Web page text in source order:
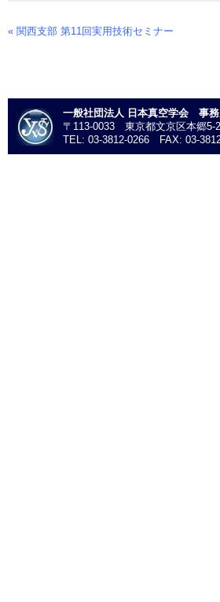
Event
« 関西支部 第11回実用技術セミナー
一般社団法人 日本真空学会 事
〒113-0033 東京都文京区本郷
TEL: 03-3812-0266 FAX: 03-